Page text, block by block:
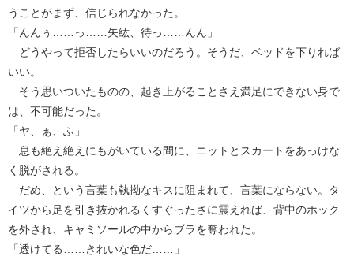
うことがまず、信じられなかった。
「んんぅ……っ……矢紘、待っ……んん」
どうやって拒否したらいいのだろう。そうだ、ベッドを下りれば
いい。
そう思いついたものの、起き上がることさえ満足にできない身で
は、不可能だった。
「ヤ、ぁ、ふ」
息も絶え絶えにもがいている間に、ニットとスカートをあっけな
く脱がされる。
だめ、という言葉も執拗なキスに阻まれて、言葉にならない。タ
イツから足を引き抜かれるくすぐったさに震えれば、背中のホック
を外され、キャミソールの中からブラを奪われた。
「透けてる……きれいな色だ……」